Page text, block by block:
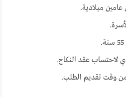
ميلادية.
لاحتساب عقد النكاح.
وقت تقديم الطلب.